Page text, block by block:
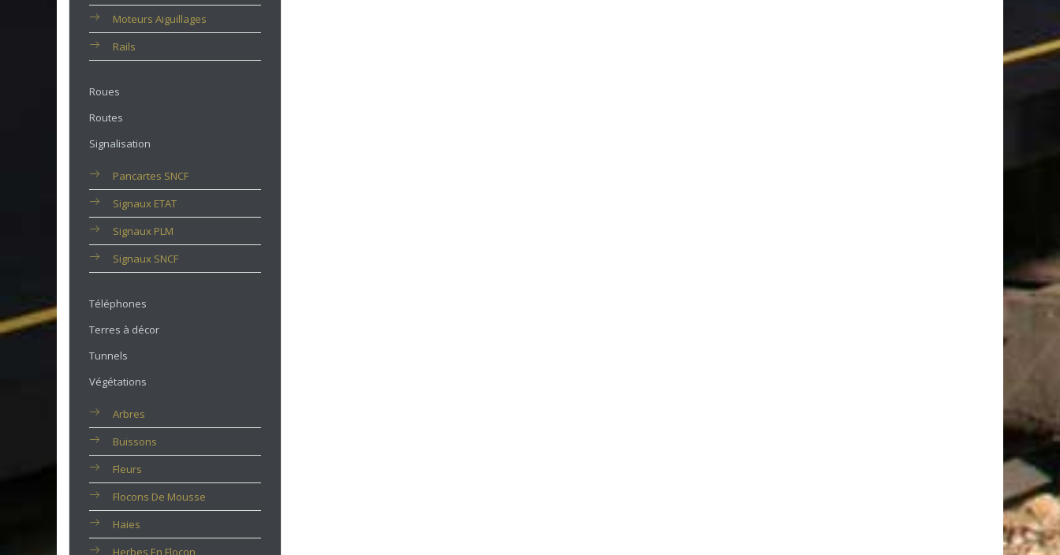
Moteurs Aiguillages
Rails
Roues
Routes
Signalisation
Pancartes SNCF
Signaux ETAT
Signaux PLM
Signaux SNCF
Téléphones
Terres à décor
Tunnels
Végétations
Arbres
Buissons
Fleurs
Flocons De Mousse
Haies
Herbes En Flocon